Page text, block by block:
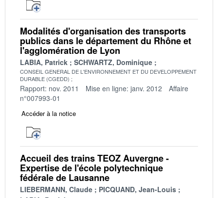
Modalités d'organisation des transports
publics dans le département du Rhône et
l'agglomération de Lyon
LABIA, Patrick SCHWARTZ, Dominique
CONSEIL GENERAL DE L'ENVIRONNEMENT ET DU DEVELOPPEMENT
DURABLE (CGEDD)
Rapport: nov. 2011 Mise en ligne: janv. 2012
Affaire
n°007993-01
Accéder à la notice
Accueil des trains TEOZ Auvergne -
Expertise de l'école polytechnique
fédérale de Lausanne
LIEBERMANN, Claude
PICQUAND, Jean-Louis